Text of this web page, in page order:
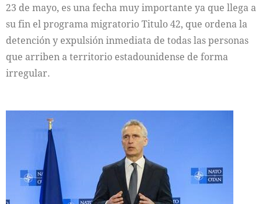
23 de mayo, es una fecha muy importante ya que llega a
su fin el programa migratorio Titulo 42, que ordena la
detención y expulsión inmediata de todas las personas
que arriben a territorio estadounidense de forma
irregular.